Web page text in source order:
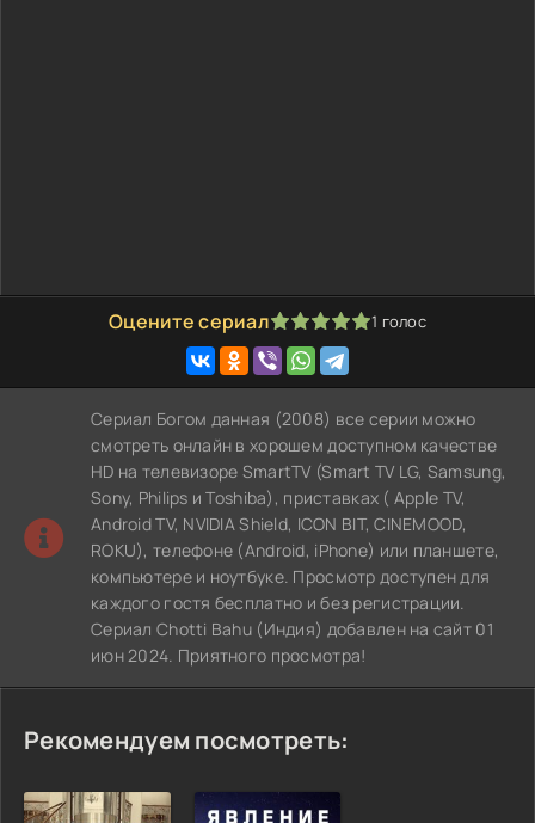
Оцените сериал
1 2 3 4 5 1 голос
Сериал Богом данная (2008) все серии можно
смотреть онлайн в хорошем доступном качестве
HD на телевизоре SmartTV (Smart TV LG, Samsung,
Sony, Philips и Toshiba), приставках ( Apple TV,
Android TV, NVIDIA Shield, ICON BIT, CINEMOOD,
ROKU), телефоне (Android, iPhone) или планшете,
компьютере и ноутбуке. Просмотр доступен для
каждого гостя бесплатно и без регистрации.
Сериал Chotti Bahu (Индия) добавлен на сайт 01
июн 2024. Приятного просмотра!
Рекомендуем посмотреть: